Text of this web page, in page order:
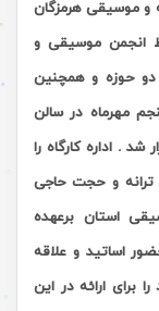
و موسیقی هرمزگان
انجمن موسیقی و
دو حوزه و همچنین
مهرماه در سالن
شد . اداره کارگاه را
ترانه و حجت حاجی
استان برعهده
اول کارگاه ترانه از ساعت 16 با حضور اساتید و علاقه
برای ارائه در این